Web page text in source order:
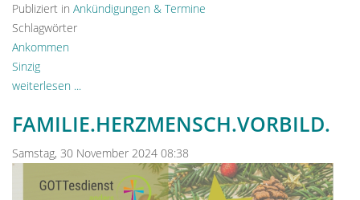
Publiziert in Ankündigungen & Termine
Schlagwörter
Ankommen
Sinzig
weiterlesen ...
FAMILIE.HERZMENSCH.VORBILD.
Samstag, 30 November 2024 08:38